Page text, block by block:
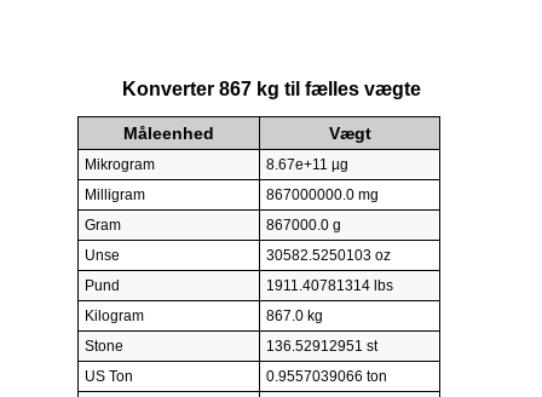
Konverter 867 kg til fælles vægte
Måleenhed Vægt
Mikrogram
8.67e+11 µg
Milligram
867000000.0 mg
Gram
867000.0 g
Unse
30582.5250103 oz
Pund
1911.40781314 lbs
Kilogram
867.0 kg
Stone
136.52912951 st
US Ton
0.9557039066 ton